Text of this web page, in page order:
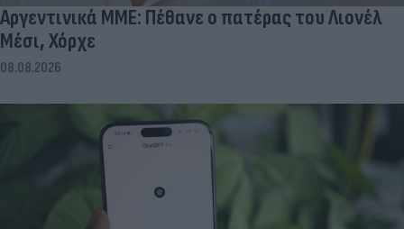
Αργεντινικά ΜΜΕ: Πέθανε ο πατέρας του Λιονέλ
Μέσι, Χόρχε
08.08.2026